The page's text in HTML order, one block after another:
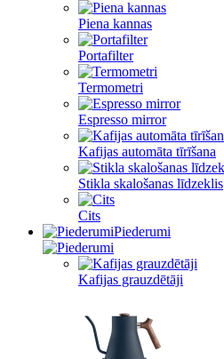
Piena kannas
Portafilter
Termometri
Espresso mirror
Kafijas automāta tīrīšana
Stikla skalošanas līdzeklis
Cits
Piederumi
Kafijas grauzdētāji